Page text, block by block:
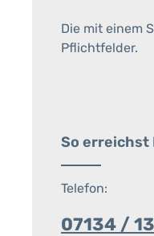
Die mit einem
Pflichtfelder.
So erreichst
Telefon:
07134 /